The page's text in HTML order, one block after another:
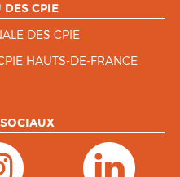
DES CPIE
DES CPIE
HAUTS-DE-FRANCE